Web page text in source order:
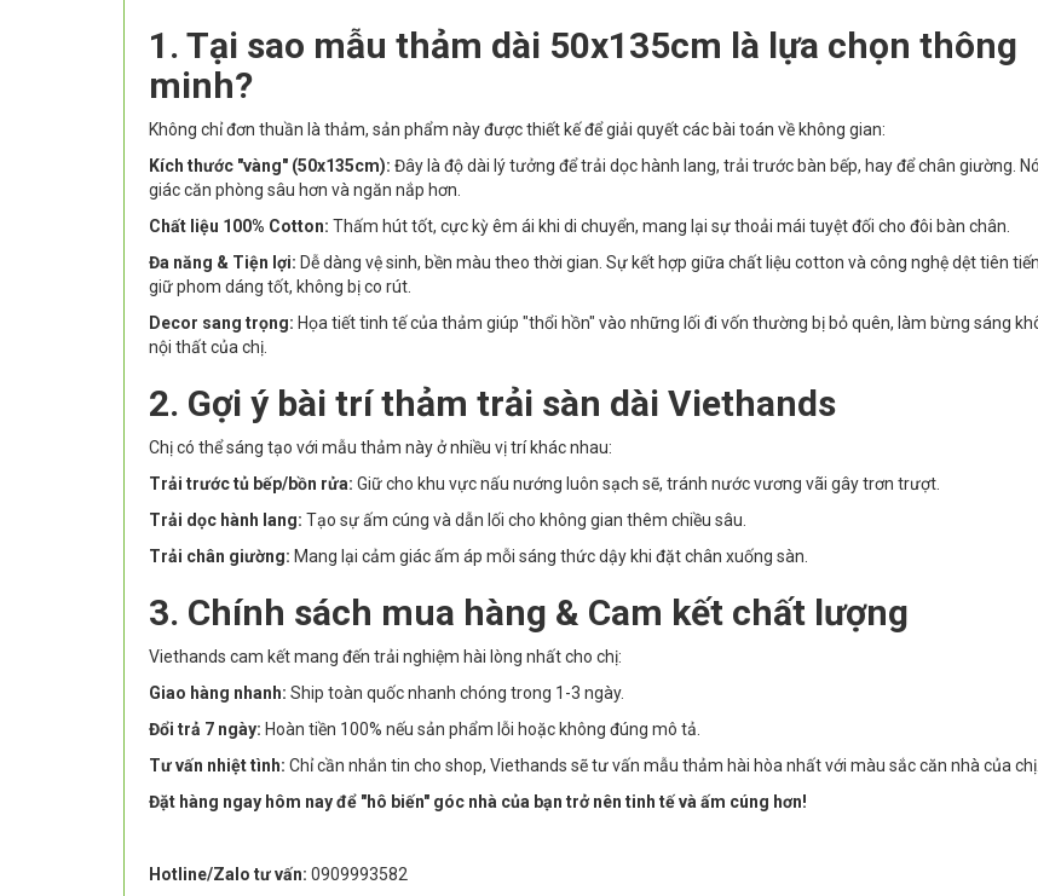
1. Tại sao mẫu thảm dài 50x135cm là lựa chọn thông
minh?
Không chỉ đơn thuần là thảm, sản phẩm này được thiết kế để giải quyết các bài toán về không gian:
Kích thước "vàng" (50x135cm): Đây là độ dài lý tưởng để trải dọc hành lang, trải trước bàn bếp, hay để chân giường.
giác căn phòng sâu hơn và ngăn nắp hơn.
Chất liệu 100% Cotton: Thấm hút tốt, cực kỳ êm ái khi di chuyển, mang lại sự thoải mái tuyệt đối cho đôi bàn chân.
Đa năng & Tiện lợi: Dễ dàng vệ sinh, bền màu theo thời gian. Sự kết hợp giữa chất liệu cotton và công nghệ dệt tiên
giữ phom dáng tốt, không bị co rút.
Decor sang trọng: Họa tiết tinh tế của thảm giúp "thổi hồn" vào những lối đi vốn thường bị bỏ quên, làm bừng sáng
nội thất của chị.
2. Gợi ý bài trí thảm trải sàn dài Viethands
Chị có thể sáng tạo với mẫu thảm này ở nhiều vị trí khác nhau:
Trải trước tủ bếp/bồn rửa: Giữ cho khu vực nấu nướng luôn sạch sẽ, tránh nước vương vãi gây trơn trượt.
Trải dọc hành lang: Tạo sự ấm cúng và dẫn lối cho không gian thêm chiều sâu.
Trải chân giường: Mang lại cảm giác ấm áp mỗi sáng thức dậy khi đặt chân xuống sàn.
3. Chính sách mua hàng & Cam kết chất lượng
Viethands cam kết mang đến trải nghiệm hài lòng nhất cho chị:
Giao hàng nhanh: Ship toàn quốc nhanh chóng trong 1-3 ngày.
Đổi trả 7 ngày: Hoàn tiền 100% nếu sản phẩm lỗi hoặc không đúng mô tả.
Tư vấn nhiệt tình: Chỉ cần nhắn tin cho shop, Viethands sẽ tư vấn mẫu thảm hài hòa nhất với màu sắc căn nhà của chị.
Đặt hàng ngay hôm nay để "hô biến" góc nhà của bạn trở nên tinh tế và ấm cúng hơn!
Hotline/Zalo tư vấn: 0909993582